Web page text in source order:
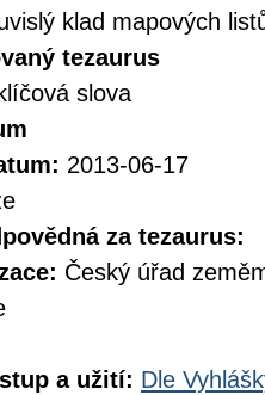
klad mapových
tezaurus
slova
2013-06-17
za tezaurus:
Český úřad
a užití: Dle